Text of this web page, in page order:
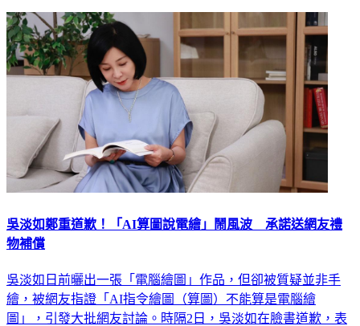
吳淡如鄭重道歉！「AI算圖說電繪」鬧風波 承諾送網友禮
物補償
吳淡如日前曬出一張「電腦繪圖」作品，但卻被質疑並非手
繪，被網友指證「AI指令繪圖（算圖）不能算是電腦繪
圖」，引發大批網友討論。時隔2日，吳淡如在臉書道歉，表